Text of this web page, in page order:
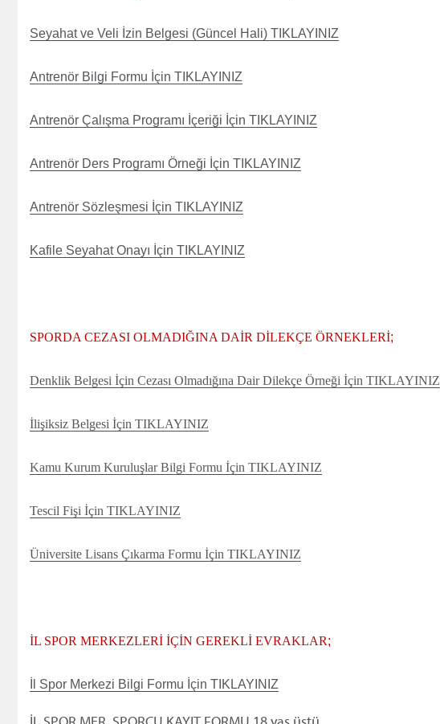
Seyahat ve Veli İzin Belgesi (Güncel Hali) TIKLAYINIZ
Antrenör Bilgi Formu İçin TIKLAYINIZ
Antrenör Çalışma Programı İçeriği İçin TIKLAYINIZ
Antrenör Ders Programı Örneği İçin TIKLAYINIZ
Antrenör Sözleşmesi İçin TIKLAYINIZ
Kafile Seyahat Onayı İçin TIKLAYINIZ
SPORDA CEZASI OLMADIĞINA DAİR DİLEKÇE ÖRNEKLERİ;
Denklik Belgesi İçin Cezası Olmadığına Dair Dilekçe Örneği İçin TIKLAYINIZ
İlişiksiz Belgesi İçin TIKLAYINIZ
Kamu Kurum Kuruluşlar Bilgi Formu İçin TIKLAYINIZ
Tescil Fişi İçin TIKLAYINIZ
Üniversite Lisans Çıkarma Formu İçin TIKLAYINIZ
İL SPOR MERKEZLERİ İÇİN GEREKLİ EVRAKLAR;
İl Spor Merkezi Bilgi Formu İçin TIKLAYINIZ